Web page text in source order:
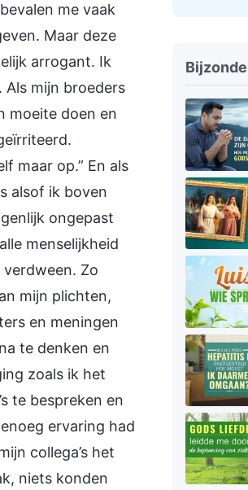
me vaak
Maar deze
arrogant. Ik
mijn broeders
moeite doen en
maar op.” En als
alsof ik boven
ongepast
menselijkheid
Zo
mijn plichten,
en meningen
te denken en
zoals ik het
te bespreken en
ervaring had
collega’s het
niets konden